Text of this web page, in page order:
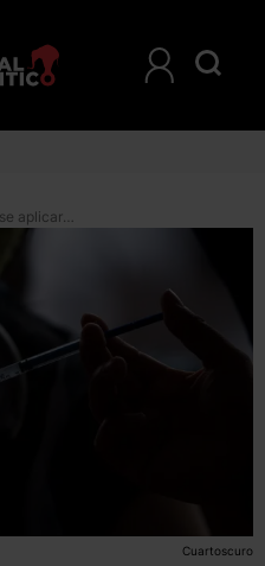
Vacunas Johnson & Johnson se aplicarán en la frontera norte a personas de 18 a 40 años
Cuartoscuro